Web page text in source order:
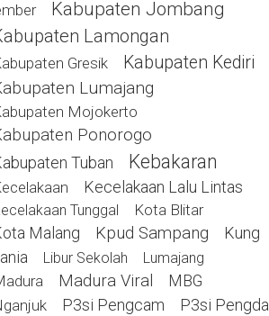
Kabupaten Jombang
Lamongan
Gresik
Kabupaten Kediri
Lumajang
Mojokerto
Ponorogo
Tuban Kebakaran
Kecelakaan Lalu Lintas
Tunggal Kota Blitar
Malang Kpud Sampang
Kung
Libur Sekolah Lumajang
Madura Viral MBG
P3si Pengcam
P3si Pengda